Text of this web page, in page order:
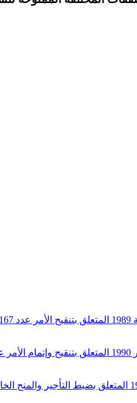
أمر عدد 1183 لسنة 1985 مؤرخ في 24 سبتمبر 1985 يتعلق بتنقيح الأمر عدد 167